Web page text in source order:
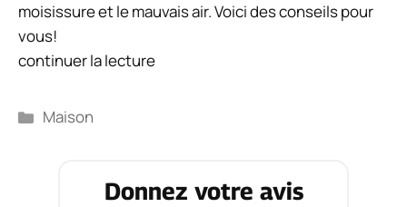
moisissure et le mauvais air. Voici des conseils pour
vous!
continuer la lecture
Catégories
Maison
Donnez votre avis